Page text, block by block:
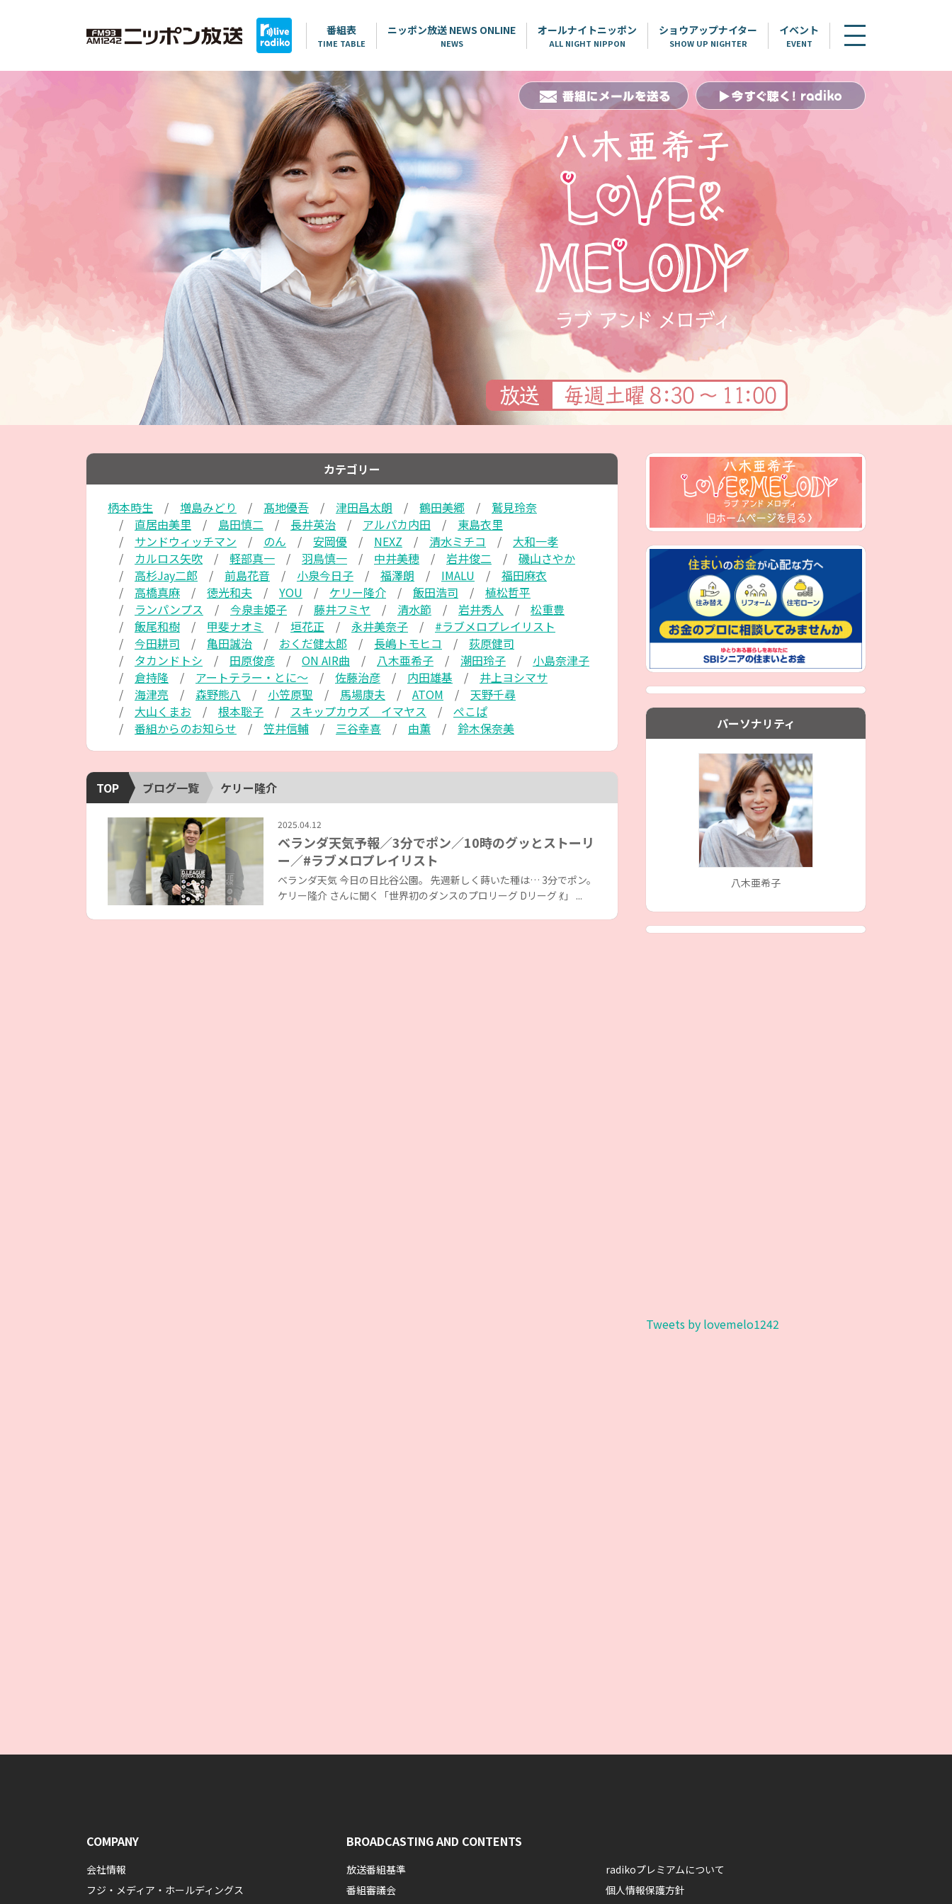
番組表
TIME TABLE
ニッポン放送 NEWS ONLINE
NEWS
オールナイトニッポン
ALL NIGHT NIPPON
ショウアップナイター
SHOW UP NIGHTER
イベント
EVENT
カテゴリー
柄本時生 増島みどり 髙地優吾 津田昌太朗 鶴田美郷
鷲見玲奈
直居由美里
島田慎二 長井英治 アルパカ内田
東島衣里
サンドウィッチマン
のん 安岡優 NEXZ 清水ミチコ
大和一孝
カルロス矢吹
軽部真一 羽鳥慎一 中井美穂 岩井俊二
磯山さやか
高杉Jay二郎
前島花音 小泉今日子 福澤朗 IMALU
福田麻衣
高橋真麻
徳光和夫 YOU ケリー隆介 飯田浩司
植松哲平
ランパンプス
今泉圭姫子 藤井フミヤ 清水節 岩井秀人
松重豊
飯尾和樹
甲斐ナオミ 垣花正 永井美奈子
#ラブメロプレイリスト
今田耕司
亀田誠治 おくだ健太郎 長嶋トモヒコ
荻原健司
タカンドトシ
田原俊彦 ON AIR曲 八木亜希子 潮田玲子
小島奈津子
倉持隆
アートテラー・とに～ 佐藤治彦 内田雄基
井上ヨシマサ
海津亮
森野熊八 小笠原聖 馬場康夫 ATOM
天野千尋
大山くまお
根本聡子 スキップカウズ イマヤス
ぺこぱ
番組からのお知らせ
笠井信輔 三谷幸喜 由薫 鈴木保奈美
TOP ブログ一覧 ケリー隆介
2025.04.12
ベランダ天気予報／3分でポン／10時のグッとストーリ
ー／#ラブメロプレイリスト
ベランダ天気 今日の日比谷公園。 先週新しく蒔いた種は… 3分でポン。
ケリー隆介 さんに聞く「世界初のダンスのプロリーグ Dリーグ 💃」 ...
パーソナリティ
八木亜希子
Tweets by lovemelo1242
COMPANY
会社情報
フジ・メディア・ホールディングス
BROADCASTING AND CONTENTS
放送番組基準
番組審議会
radikoプレミアムについて
個人情報保護方針